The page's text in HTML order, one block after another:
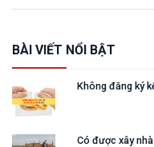
BÀI VIẾT NỔI BẬT
Không đăng ký
Có được xây